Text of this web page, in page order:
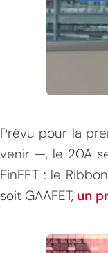
Prévu pour la
venir —, le 20A
FinFET : le
soit GAAFET, un